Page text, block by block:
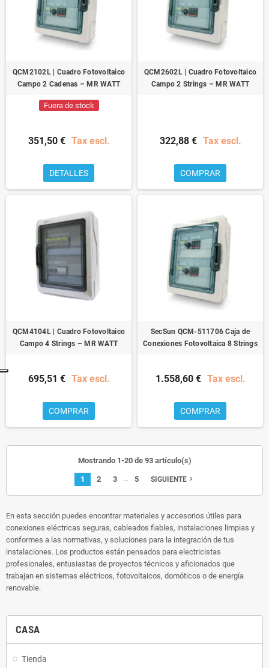
CASA
Tienda
QCM2102L | Cuadro Fotovoltaico
Campo 2 Cadenas – MR WATT
Fuera de stock
351,50 € Tax escl.
DETALLES
QCM2602L | Cuadro Fotovoltaico
Campo 2 Strings – MR WATT
322,88 € Tax escl.
COMPRAR
QCM4104L | Cuadro Fotovoltaico
Campo 4 Strings – MR WATT
695,51 € Tax escl.
COMPRAR
SecSun QCM-511706 Caja de
Conexiones Fotovoltaica 8 Strings
1.558,60 € Tax escl.
COMPRAR
Mostrando 1-20 de 93 artículo(s)
1 2 3 … 5 SIGUIENTEnavigate_next
En esta sección puedes encontrar materiales y accesorios útiles para
conexiones eléctricas seguras, cableados fiables, instalaciones limpias y
conformes a las normativas, y soluciones para la integración de tus
instalaciones. Los productos están pensados para electricistas
profesionales, entusiastas de proyectos técnicos y aficionados que
trabajan en sistemas eléctricos, fotovoltaicos, domóticos o de energía
renovable.